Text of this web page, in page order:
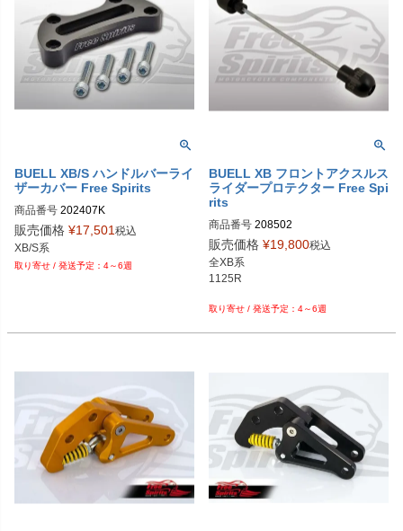
BUELL XB/S ハンドルバーライ
ザーカバー Free Spirits
商品番号 202407K
販売価格 ¥17,501 税込
4～6週
BUELL XB フロントアクスルス
ライダープロテクター Free Spi
rits
商品番号 208502
販売価格 ¥19,800税込
全XB系
1125R
4～6週